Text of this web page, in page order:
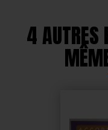
4 AUTRES